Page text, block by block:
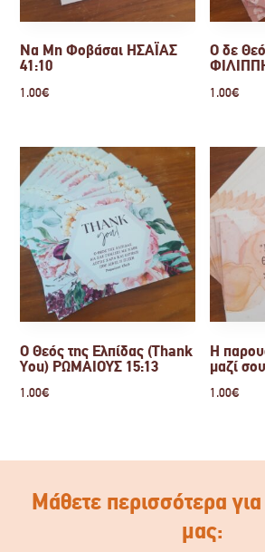
Να Μη Φοβάσαι ΗΣΑΪΑΣ
41:10
1.00€
Ο δε
1.00€
Ο Θεός της Ελπίδας (Thank
You) ΡΩΜΑΙΟΥΣ 15:13
1.00€
Η
μαζί
1.00€
Μάθετε περισσότερα για
μας: